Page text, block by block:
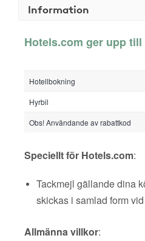
Information
Hotels.com ger upp
Hotellbokning
Hyrbil
Obs! Användande av rabattkod
Speciellt för Hotels.com:
Tackmejl gällande dina
skickas i samlad form
Allmänna villkor: